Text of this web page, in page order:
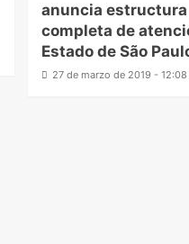
anuncia estructura
completa de
Estado de São
27 de marzo de 2019 - 12:08